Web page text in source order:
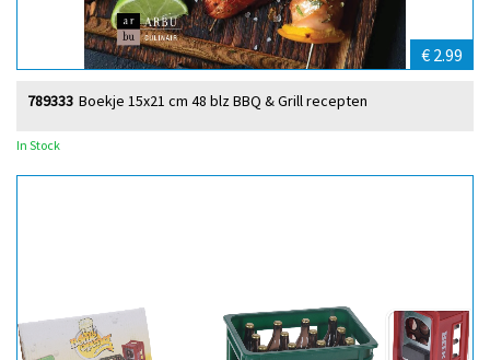
€ 2.99
Boekje 15x21 cm 48 blz BBQ & Grill recepten
789333
In Stock